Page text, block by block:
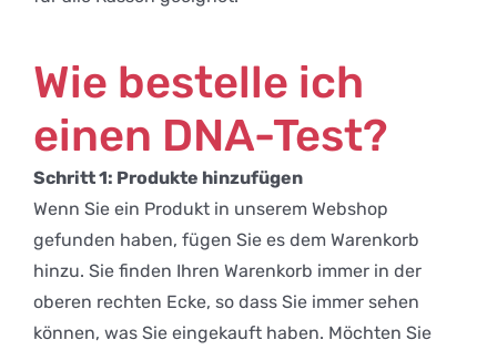
Wie bestelle ich
einen DNA-Test?
Schritt 1: Produkte hinzufügen
Wenn Sie ein Produkt in unserem Webshop
gefunden haben, fügen Sie es dem Warenkorb
hinzu. Sie finden Ihren Warenkorb immer in der
oberen rechten Ecke, so dass Sie immer sehen
können, was Sie eingekauft haben. Möchten Sie